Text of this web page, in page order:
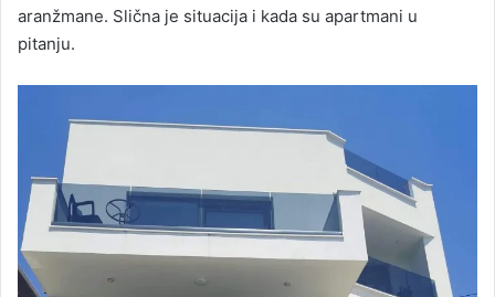
aranžmane. Slična je situacija i kada su apartmani u
pitanju.